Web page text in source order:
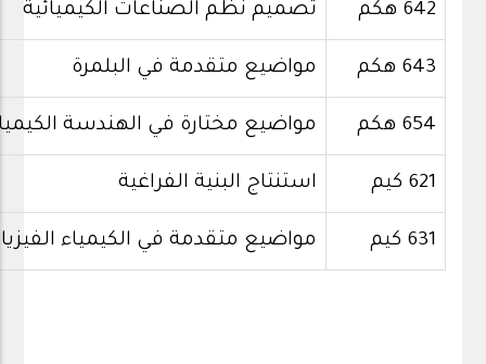
642 هكم تصميم نظم الصناعات الكيميائية
643 هكم مواضيع متقدمة في البلمرة
654 هكم مواضيع مختارة في الهندسة
621 كيم استنتاج البنية الفراغية
631 كيم مواضيع متقدمة في الكيمياء